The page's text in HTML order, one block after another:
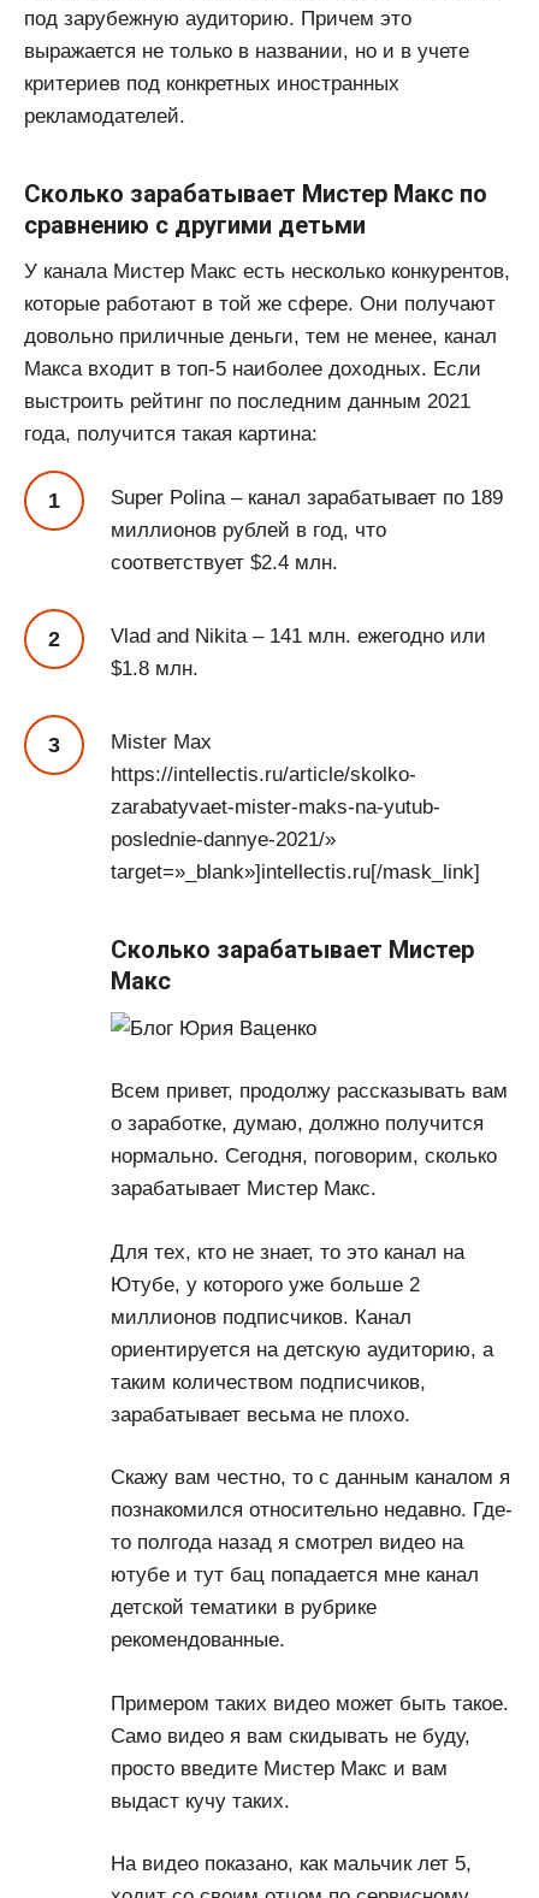
под зарубежную аудиторию. Причем это
выражается не только в названии, но и в учете
критериев под конкретных иностранных
рекламодателей.
Сколько зарабатывает Мистер Макс по
сравнению с другими детьми
У канала Мистер Макс есть несколько конкурентов,
которые работают в той же сфере. Они получают
довольно приличные деньги, тем не менее, канал
Макса входит в топ-5 наиболее доходных. Если
выстроить рейтинг по последним данным 2021
года, получится такая картина:
Super Polina – канал зарабатывает по 189
миллионов рублей в год, что
соответствует $2.4 млн.
Vlad and Nikita – 141 млн. ежегодно или
$1.8 млн.
Mister Max
https://intellectis.ru/article/skolko-
zarabatyvaet-mister-maks-na-yutub-
poslednie-dannye-2021/»
target=»_blank»]intellectis.ru[/mask_link]
Сколько зарабатывает Мистер
Макс
Всем привет, продолжу рассказывать вам
о заработке, думаю, должно получится
нормально. Сегодня, поговорим, сколько
зарабатывает Мистер Макс.
Для тех, кто не знает, то это канал на
Ютубе, у которого уже больше 2
миллионов подписчиков. Канал
ориентируется на детскую аудиторию, а
таким количеством подписчиков,
зарабатывает весьма не плохо.
Скажу вам честно, то с данным каналом я
познакомился относительно недавно. Где-
то полгода назад я смотрел видео на
ютубе и тут бац попадается мне канал
детской тематики в рубрике
рекомендованные.
Примером таких видео может быть такое.
Само видео я вам скидывать не буду,
просто введите Мистер Макс и вам
выдаст кучу таких.
На видео показано, как мальчик лет 5,